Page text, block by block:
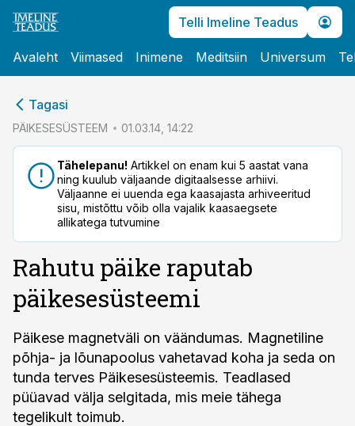
Telli Imeline Teadus
Avaleht Viimased Inimene Meditsiin Universum
Tagasi
PÄIKESESÜSTEEM 01.03.14, 14:22
Tähelepanu! Artikkel on enam kui 5 aastat vana
ning kuulub väljaande digitaalsesse arhiivi.
Väljaanne ei uuenda ega kaasajasta arhiveeritud
sisu, mistõttu võib olla vajalik kaasaegsete
allikatega tutvumine
Rahutu päike raputab
päikesesüsteemi
Päikese magnetväli on väändumas. Magnetiline
põhja- ja lõunapoolus vahetavad koha ja seda on
tunda terves Päikesesüsteemis. Teadlased
püüavad välja selgitada, mis meie tähega
tegelikult toimub.